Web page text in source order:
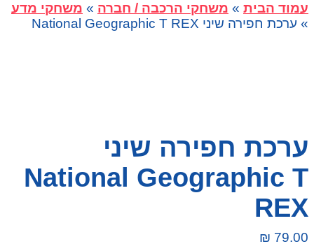
עמוד הבית» משחקי הרכבה / חברה» משחקי מדע
» ערכת חפירה שיני National Geographic T REX
ערכת חפירה שיני
National Geographic T
REX
₪ 79.00